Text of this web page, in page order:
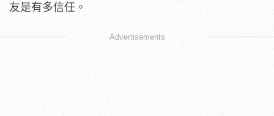
友是有多信任。
Advertisements